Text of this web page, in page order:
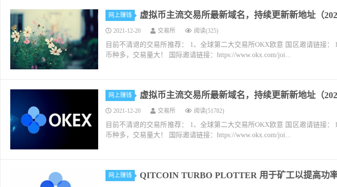
网上赚钱 虚拟币主流交易所最新域名，持续更新新地址（
2021-12-20 交易所 阅读(325)
目前不清退的交易所推荐： 1、全球第二大交易所OKX欧意 国区邀请链接：
币种多，交易量大！ 国际邀请链接：https://www.okx.com/joi...
网上赚钱 虚拟币主流交易所最新域名，持续更新新地址（
2021-12-20 交易所 阅读(51782)
目前不清退的交易所推荐： 1、全球第二大交易所OKX欧意 国区邀请链接：
币种多，交易量大！ 国际邀请链接：https://www.okx.com/joi...
网上赚钱 QITCOIN TURBO PLOTTER 用于矿工以提高功